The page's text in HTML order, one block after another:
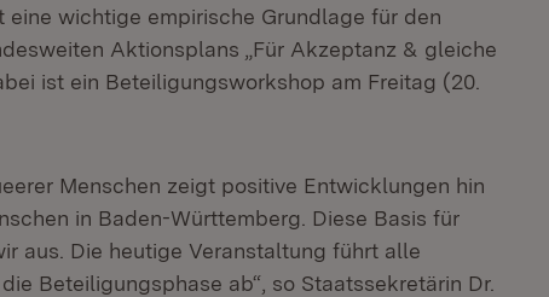
eine wichtige empirische Grundlage für den
Aktionsplans „Für Akzeptanz & gleiche
ist ein Beteiligungsworkshop am Freitag (20.
Menschen zeigt positive Entwicklungen hin
in Baden-Württemberg. Diese Basis für
aus. Die heutige Veranstaltung führt alle
Beteiligungsphase ab“, so Staatssekretärin Dr.